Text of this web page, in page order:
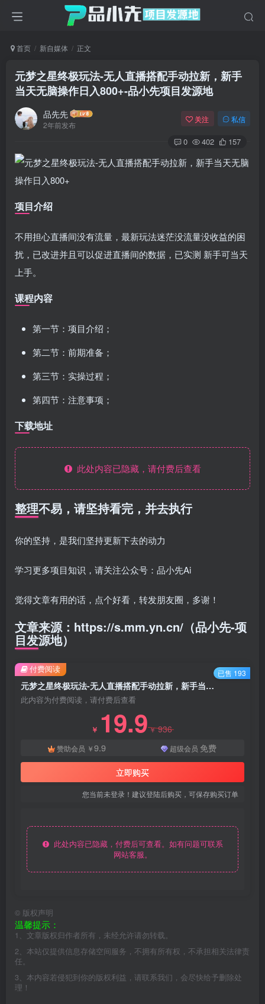
首页 新自媒体 正文
元梦之星终极玩法-无人直播搭配手动拉新，新手
当天无脑操作日入800+-品小先项目发源地
品先先
2年前发布
关注 私信
0 402 157
项目介绍
不用担心直播间没有流量，最新玩法迷茫没流量没收益的困
扰，已改进并且可以促进直播间的数据，已实测 新手可当天
上手。
课程内容
第一节：项目介绍；
第二节：前期准备；
第三节：实操过程；
第四节：注意事项；
下载地址
此处内容已隐藏，请付费后查看
整理不易，请坚持看完，并去执行
你的坚持，是我们坚持更新下去的动力
学习更多项目知识，请关注公众号：品小先Ai
觉得文章有用的话，点个好看，转发朋友圈，多谢！
文章来源：https://s.mm.yn.cn/（品小先-项
目发源地）
元梦之星终极玩法-无人直播搭配手动拉新，新手当天无脑操作日入800+ - 资源之家
此内容为付费阅读，请付费后查看
￥ 19.9￥936
赞助会员 ￥9.9 超级会员 免费
立即购买
您当前未登录！建议登陆后购买，可保存购买订单
此处内容已隐藏，付费后可查看。如有问题可联系
网站客服。
付费阅读 已售 193
© 版权声明
温馨提示：
1、文章版权归作者所有，未经允许请勿转载。
2、本站仅提供信息存储空间服务，不拥有所有权，不承担相关法律责
任。
3、本内容若侵犯到你的版权利益，请联系我们，会尽快给予删除处
理！